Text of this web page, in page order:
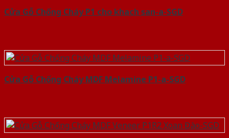
Cửa Gỗ Chống Cháy P1 cho khach san-a-SGD
Cửa Gỗ Chống Cháy MDF Melamine P1-a-SGD